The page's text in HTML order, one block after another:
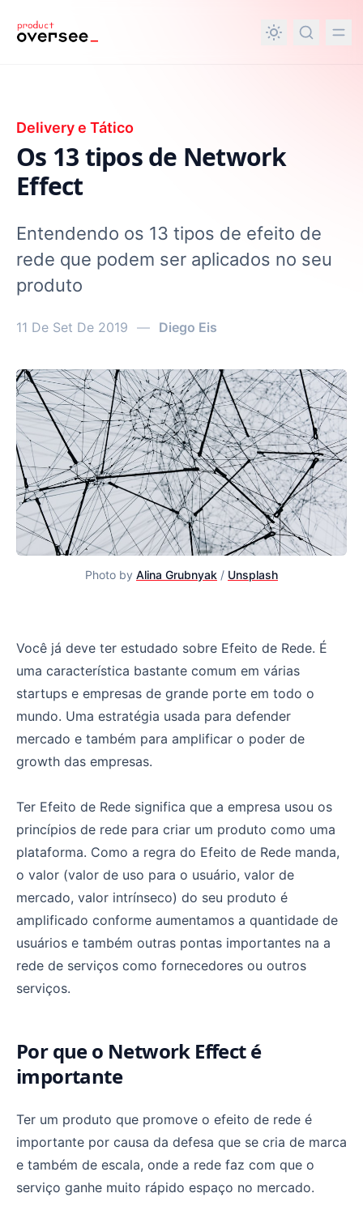
principal
Delivery e Tático
Os 13 tipos de Network
Effect
Entendendo os 13 tipos de efeito de
rede que podem ser aplicados no seu
produto
11 De Set De 2019 — Diego Eis
Photo by Alina Grubnyak / Unsplash
Os 13 tipos de Network Effect
Você já deve ter estudado sobre Efeito de Rede. É
uma característica bastante comum em várias
startups e empresas de grande porte em todo o
mundo. Uma estratégia usada para defender
mercado e também para amplificar o poder de
growth das empresas.
Ter Efeito de Rede significa que a empresa usou os
princípios de rede para criar um produto como uma
plataforma. Como a regra do Efeito de Rede manda,
o valor (valor de uso para o usuário, valor de
mercado, valor intrínseco) do seu produto é
amplificado conforme aumentamos a quantidade de
usuários e também outras pontas importantes na a
rede de serviços como fornecedores ou outros
serviços.
Por que o Network Effect é
importante
Ter um produto que promove o efeito de rede é
importante por causa da defesa que se cria de marca
e também de escala, onde a rede faz com que o
serviço ganhe muito rápido espaço no mercado.